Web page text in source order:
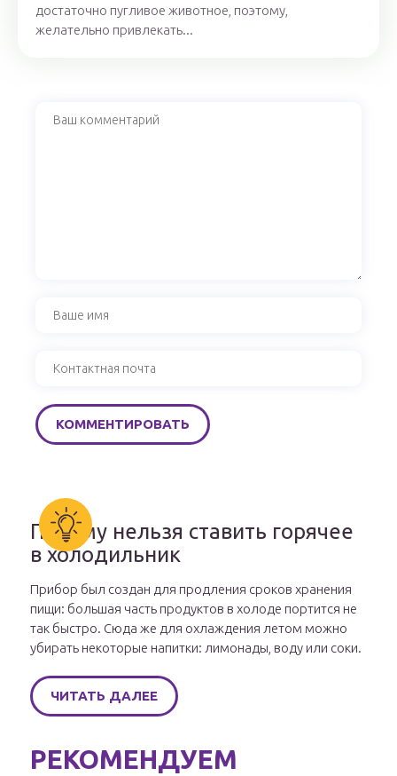
достаточно пугливое животное, поэтому,
желательно привлекать...
Почему нельзя ставить горячее
в холодильник
Прибор был создан для продления сроков хранения
пищи: большая часть продуктов в холоде портится не
так быстро. Сюда же для охлаждения летом можно
убирать некоторые напитки: лимонады, воду или соки.
ЧИТАТЬ ДАЛЕЕ
РЕКОМЕНДУЕМ